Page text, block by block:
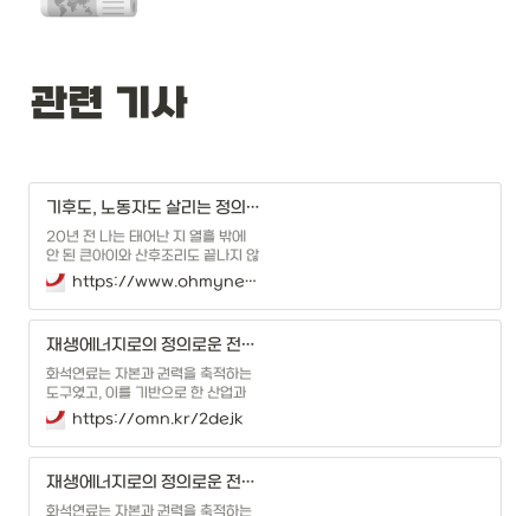
관련 기사
기후도, 노동자도 살리는 정의로운 전환이 필요하다
20년 전 나는 태어난 지 열흘 밖에
안 된 큰아이와 산후조리도 끝나지 않
아 몸도 제대로 가누지 못하는 아내
를 두고 태안으로 향했다. 2005년 1
월 17일, 아내는 애써 웃고 있었지만
그 웃음 너머 울고 있다는 것을 알 수
있었다. 그 순간, 나는 '가장'이라는 이
름의 무게를 느낄 수 있었다. 태안화
력발전소에서의 업무는 ...
https://www.ohmynews.com/NWS_Web/View/at_pg.aspx?CNTN_CD=A0003125822
재생에너지로의 정의로운 전환, 꼭 필요한 두 가지
화석연료는 자본과 권력을 축적하는
도구였고, 이를 기반으로 한 산업과
국가 시스템은 성장과 효율을 명분 삼
아 사회 자원을 소수에게 집중시켜왔
다. 그 결과 불평등은 심화됐고, 위기
는 더 취약한 이들에게 먼저 도달했
다. 우리는 그렇게 기후위기를 마주하
고 있다. 이 위기의 해결을 말하면서
https://omn.kr/2dejk
재생에너지로의 정의로운 전환, 꼭 필요한 두 가지
화석연료는 자본과 권력을 축적하는